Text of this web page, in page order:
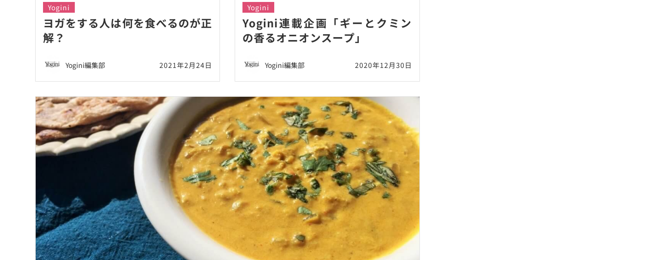
Yogini
ヨガをする人は何を食べるのが正
解？
Yogini編集部 2021年2月24日
Yogini
Yogini連載企画「ギーとクミン
の香るオニオンスープ」
Yogini編集部 2020年12月30日